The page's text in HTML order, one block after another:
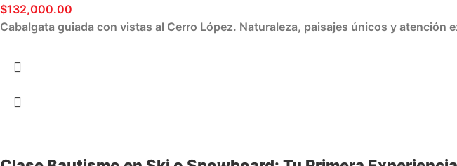
$132,000.00
Cabalgata guiada con vistas al Cerro López. Naturaleza, paisajes únicos y atención